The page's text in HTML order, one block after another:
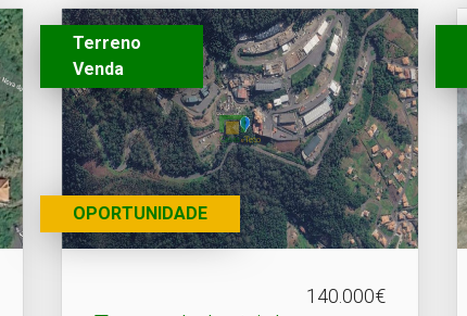
Terreno
Venda
OPORTUNIDADE
140.000€